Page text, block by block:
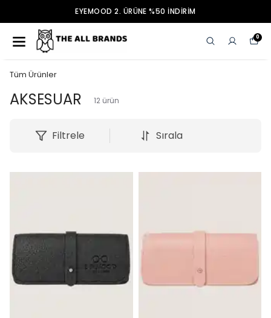
EYEMOOD 2. ÜRÜNE %50 İNDİRİM
0
Tüm Ürünler
AKSESUAR 12 ürün
Filtrele Sırala